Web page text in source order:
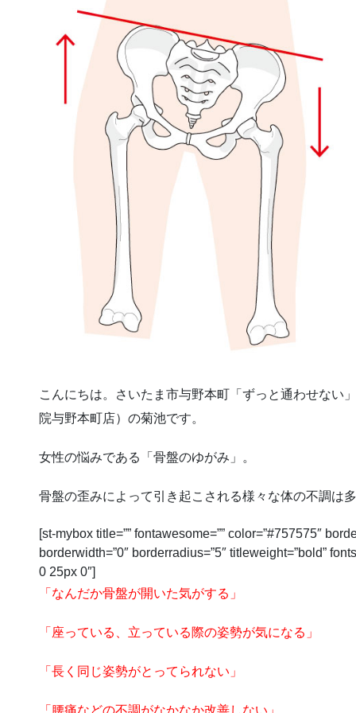
こんにちは。さいたま市与野本町「ずっと通わせない
院与野本町店）の菊池です。
女性の悩みである 「骨盤のゆがみ」 。
骨盤の歪みによって引き起こされる様々な体の不調は
[st-mybox title=”” fontawesome=”” color=”#757575″
borderwidth=”0″ borderradius=”5″ titleweight=”bold”
0 25px 0″]
「なんだか骨盤が開いた気がする」
「座っている、立っている際の姿勢が気になる」
「長く同じ姿勢がとってられない」